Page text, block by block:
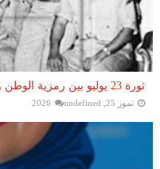
ثورة 23 يوليو بين رمزية الوطن وحق المصريين في الاحتفال بها
تموز 25, 2026 undefined